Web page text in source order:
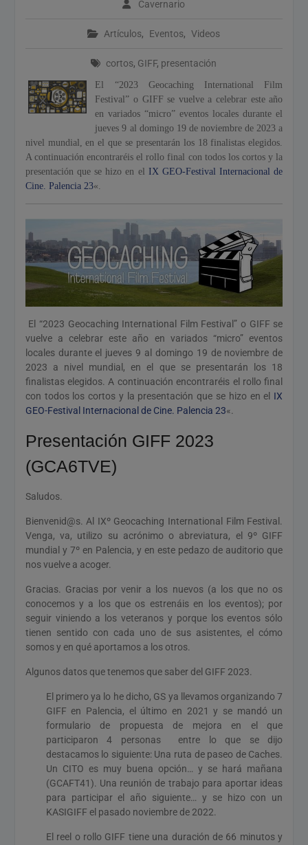
Calendario de Eventos
Evento del 1 de mayo de
Cavernario
Artículos, Eventos, Videos
cortos, GIFF, presentación
El “2023 Geocaching International Film
Festival” o GIFF se vuelve a celebrar este año
en variados “micro” eventos locales durante el
jueves 9 al domingo 19 de noviembre de 2023 a
nivel mundial, en el que se presentarán los 18 finalistas elegidos.
A continuación encontraréis el rollo final con todos los cortos y la
presentación que se hizo en el IX GEO-Festival Internacional de
Cine. Palencia 23«.
El “2023 Geocaching International Film Festival” o GIFF se
vuelve a celebrar este año en variados “micro” eventos
locales durante el jueves 9 al domingo 19 de noviembre de
2023 a nivel mundial, en el que se presentarán los 18
finalistas elegidos. A continuación encontraréis el rollo final
con todos los cortos y la presentación que se hizo en el IX
GEO-Festival Internacional de Cine. Palencia 23«.
Presentación GIFF 2023
(GCA6TVE)
Saludos.
Bienvenid@s. Al IXº Geocaching International Film Festival.
Venga, va, utilizo su acrónimo o abreviatura, el 9º GIFF
mundial y 7º en Palencia, y en este pedazo de auditorio que
nos vuelve a acoger.
Gracias. Gracias por venir a los nuevos (a los que no os
conocemos y a los que os estrenáis en los eventos); por
seguir viniendo a los veteranos y porque los eventos sólo
tienen sentido con cada uno de sus asistentes, el cómo
somos y en qué aportamos a los otros.
Algunos datos que tenemos que saber del GIFF 2023.
El primero ya lo he dicho, GS ya llevamos organizando 7
GIFF en Palencia, el último en 2021 y se mandó un
formulario de propuesta de mejora en el que
participaron 4 personas entre lo que se dijo
destacamos lo siguiente: Una ruta de paseo de Caches.
Un CITO es muy buena opción… y se hará mañana
(GCAFT41). Una reunión de trabajo para aportar ideas
para participar el año siguiente… y se hizo con un
KASIGIFF el pasado noviembre de 2022.
El reel o rollo GIFF tiene una duración de 66 minutos y